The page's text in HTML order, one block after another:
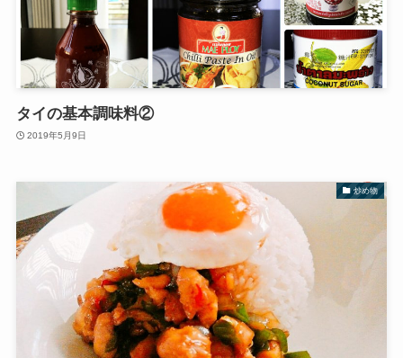
タイの基本調味料②
2019年5月9日
炒め物